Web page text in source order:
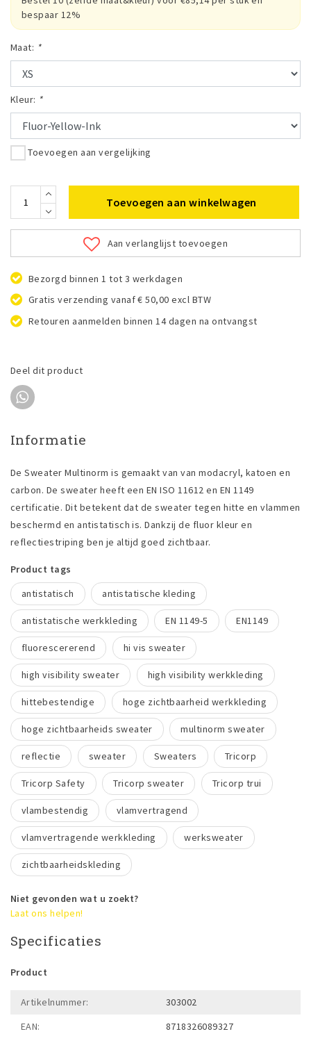
bespaar 12%
Maat: *
Kleur: *
Toevoegen aan vergelijking
Toevoegen aan winkelwagen
Aan verlanglijst toevoegen
Bezorgd binnen 1 tot 3 werkdagen
Gratis verzending vanaf € 50,00 excl BTW
Retouren aanmelden binnen 14 dagen na ontvangst
Deel dit product
Informatie
De Sweater Multinorm is gemaakt van van modacryl, katoen en
carbon. De sweater heeft een EN ISO 11612 en EN 1149
certificatie. Dit betekent dat de sweater tegen hitte en vlammen
beschermd en antistatisch is. Dankzij de fluor kleur en
reflectiestriping ben je altijd goed zichtbaar.
Product tags
antistatisch
antistatische kleding
antistatische werkkleding EN 1149-5 EN1149
fluorescererend hi vis sweater
high visibility sweater high visibility werkkleding
hittebestendige hoge zichtbaarheid werkkleding
hoge zichtbaarheids sweater multinorm sweater
reflectie sweater Sweaters Tricorp
Tricorp Safety Tricorp sweater Tricorp trui
vlambestendig vlamvertragend
vlamvertragende werkkleding werksweater
zichtbaarheidskleding
Niet gevonden wat u zoekt?
Laat ons helpen!
Specificaties
Product
Artikelnummer:
303002
EAN:
8718326089327